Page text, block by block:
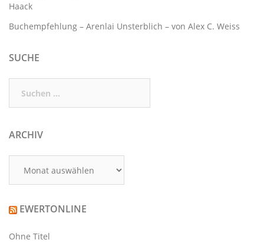
Haack
Buchempfehlung – Arenlai Unsterblich – von Alex C. Weiss
SUCHE
nach:
ARCHIV
EWERTONLINE
Ohne Titel